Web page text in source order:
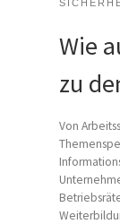
Wie
zu
Von